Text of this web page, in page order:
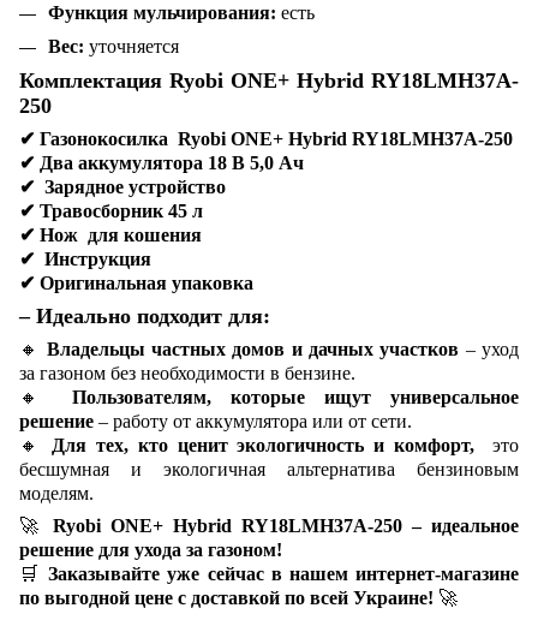
Функция мульчирования: есть
Вес: уточняется
Комплектация Ryobi ONE+ Hybrid RY18LMH37A-
250
✔ Газонокосилка Ryobi ONE+ Hybrid RY18LMH37A-250
✔ Два аккумулятора 18 В 5,0 Ач
✔ Зарядное устройство
✔ Травосборник 45 л
✔ Нож для кошения
✔ Инструкция
✔ Оригинальная упаковка
– Идеально подходит для:
🔸 Владельцы частных домов и дачных участков – уход
за газоном без необходимости в бензине.
🔸 Пользователям, которые ищут универсальное
решение – работу от аккумулятора или от сети.
🔸 Для тех, кто ценит экологичность и комфорт,
это
бесшумная и экологичная альтернатива бензиновым
моделям.
🚀 Ryobi ONE+ Hybrid RY18LMH37A-250 – идеальное
решение для ухода за газоном!
🛒Заказывайте уже сейчас в нашем интернет-магазине
по выгодной цене с доставкой по всей Украине! 🚀